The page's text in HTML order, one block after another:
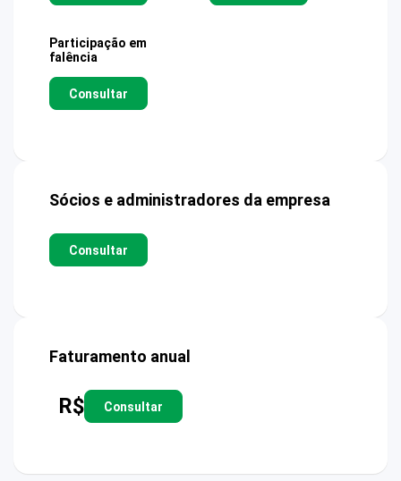
Participação em
falência
Consultar
Sócios e administradores da empresa
Consultar
Faturamento anual
R$ Consultar